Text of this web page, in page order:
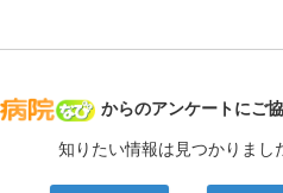
病院なび
からのアンケートにご
知りたい情報は見つかりまし